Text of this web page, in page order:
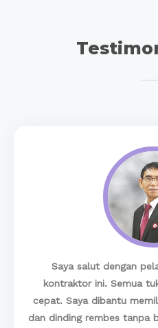
Saya salut dengan
kontraktor ini. Semua
cepat. Saya dibantu
dan dinding rembes tanpa